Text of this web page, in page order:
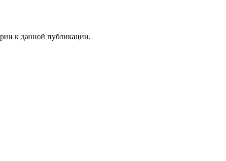
к данной публикации.